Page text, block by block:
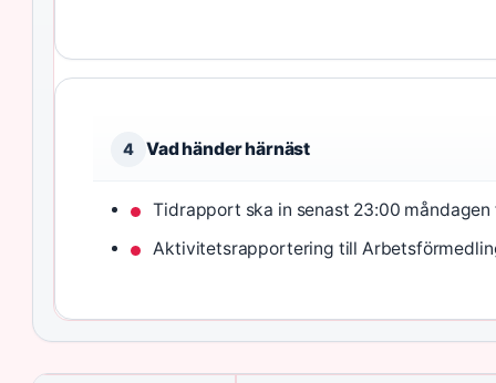
4 Vad händer härnäst
Tidrapport ska in senast 23:00
Aktivitetsrapportering till